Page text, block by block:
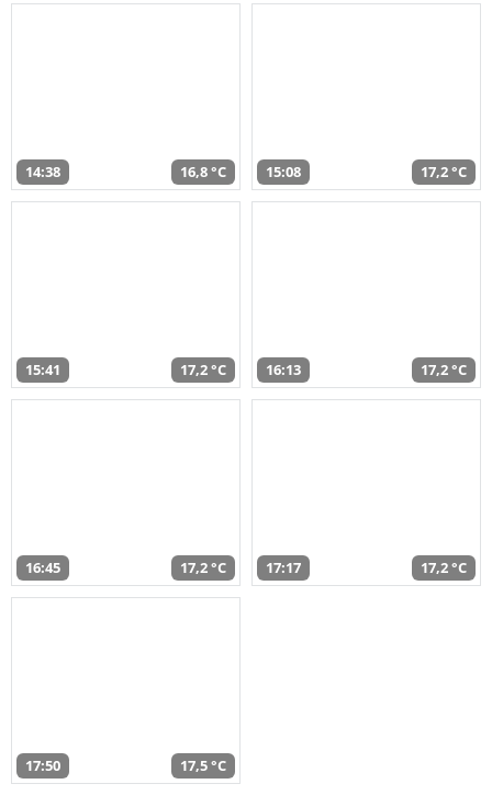
14:38 16,8 °C 15:08 17,2 °C
15:41 17,2 °C 16:13 17,2 °C
16:45 17,2 °C 17:17 17,2 °C
17:50 17,5 °C